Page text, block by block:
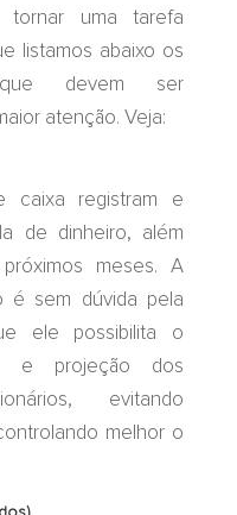
uma tarefa
listamos abaixo os
que devem ser
atenção. Veja:
caixa registram e
de dinheiro, além
meses. A
é sem dúvida pela
ele possibilita o
e projeção dos
evitando
melhor o